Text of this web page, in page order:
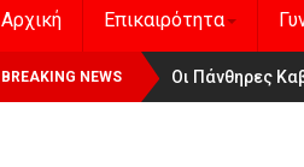
Αρχική Επικαιρότητα
BREAKING NEWS Οι Πάνθηρες
Αναχώρησε για τα